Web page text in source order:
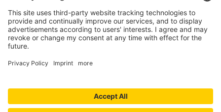
Barrierefreiheit
Wir bemühen uns, unsere Website barrierefrei zu gestalten.
Einige Inhalte und Funktionen sind derzeit jedoch noch nicht
vollständig zugänglich. Wenn Sie auf Barrieren stoßen oder Hilfe
benötigen, kontaktieren Sie uns bitte unter service[at]knutzen.de.
Vertrag widerrufen
© 2026 TEBOLO